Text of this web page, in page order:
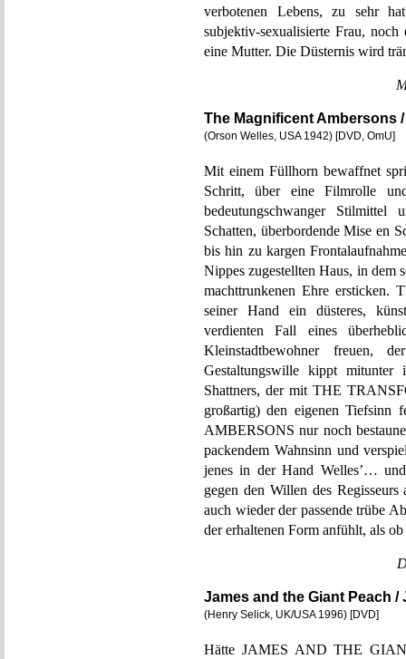
verbotenen Lebens, zu sehr
subjektiv-sexualisierte Frau,
eine Mutter. Die Düsternis wird
The Magnificent Ambersons
(Orson Welles, USA 1942) [DVD, OmU]
Mit einem Füllhorn bewaffnet
Schritt, über eine Filmrolle
bedeutungschwanger Stilmittel
Schatten, überbordende Mise en
bis hin zu kargen
Nippes zugestellten Haus, in dem
machttrunkenen Ehre
seiner Hand ein düsteres,
verdienten Fall eines
Kleinstadtbewohner freuen,
Gestaltungswille kippt
Shattners, der mit THE
großartig) den eigenen
AMBERSONS nur noch
packendem Wahnsinn und
jenes in der Hand Welles’…
gegen den Willen des
auch wieder der passende trübe
der erhaltenen Form anfühlt, als
James and the Giant Peach
(Henry Selick, UK/USA 1996) [DVD]
Hätte JAMES AND THE